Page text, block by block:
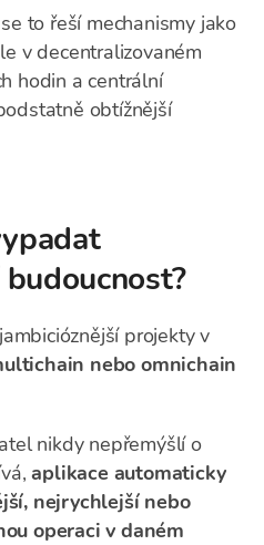
to řeší mechanismy jako
v decentralizovaném
hodin a centrální
obtížnější
projekty v
nebo omnichain
nikdy nepřemýšlí o
aplikace automaticky
nejrychlejší nebo
operaci v daném